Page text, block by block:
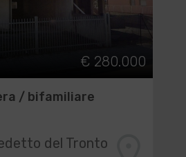
€ 280.000
/ bifamiliare
del Tronto